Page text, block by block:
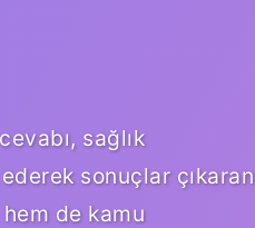
sağlık
sonuçlar çıkaran
de kamu